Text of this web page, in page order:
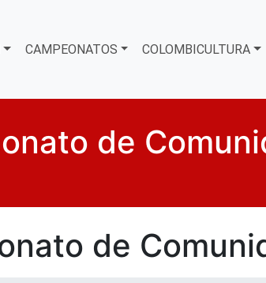
CAMPEONATOS COLOMBICULTURA
de
de